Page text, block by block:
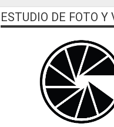
ESTUDIO DE FOTO Y